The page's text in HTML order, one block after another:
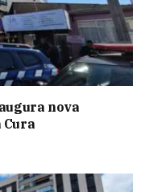
nova
Cura